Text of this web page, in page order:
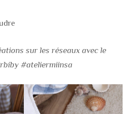
sur les réseaux avec le
#ateliermiinsa